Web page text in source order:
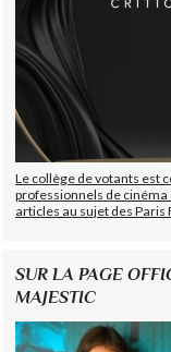
Le collège de votants est
professionnels de cinéma
articles au sujet des Paris
SUR LA PAGE
MAJESTIC